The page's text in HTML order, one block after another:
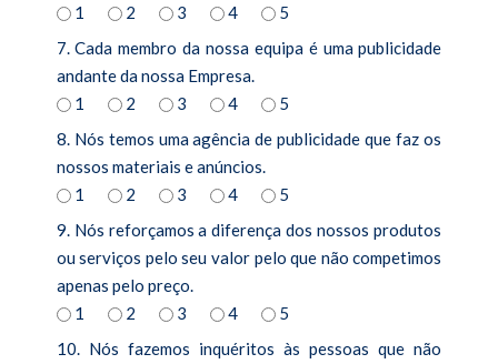
1
2 3 4
5
7. Cada membro da nossa equipa é uma publicidade
andante da nossa Empresa.
1
2 3 4
5
8. Nós temos uma agência de publicidade que faz os
nossos materiais e anúncios.
1
2 3 4
5
9. Nós reforçamos a diferença dos nossos produtos
ou serviços pelo seu valor pelo que não competimos
apenas pelo preço.
1
2 3 4
5
10. Nós fazemos inquéritos às pessoas que não